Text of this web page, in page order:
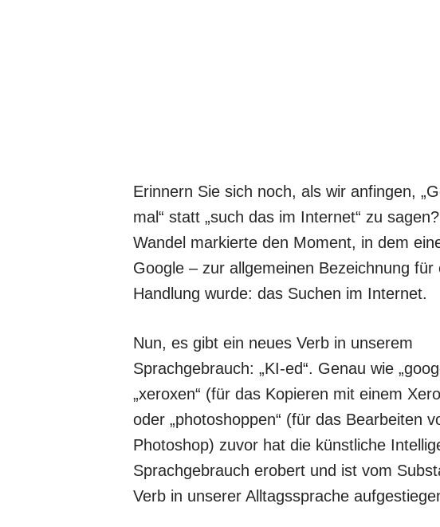
Erinnern Sie sich noch, als wir anfingen,
mal“ statt „such das im Internet“ zu
Wandel markierte den Moment, in dem
Google – zur allgemeinen Bezeichnung für
Handlung wurde: das Suchen im Internet.
Nun, es gibt ein neues Verb in unserem
Sprachgebrauch: „KI-ed“. Genau wie
„xeroxen“ (für das Kopieren mit einem
oder „photoshoppen“ (für das Bearbeiten
Photoshop) zuvor hat die künstliche
Sprachgebrauch erobert und ist vom
Verb in unserer Alltagssprache